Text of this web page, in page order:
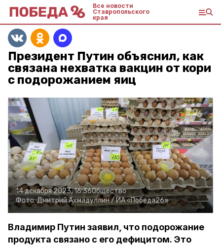
Все новости
Ставропольского
края
Президент Путин объяснил, как
связана нехватка вакцин от кори
с подорожанием яиц
14 декабря 2023, 16:36Общество
Фото:Дмитрий Ахмадуллин /ИА «Победа26»
Владимир Путин заявил, что подорожание
продукта связано с его дефицитом. Это